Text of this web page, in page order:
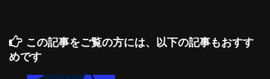
この記事をご覧の方には、以下の記事もおすす
めです